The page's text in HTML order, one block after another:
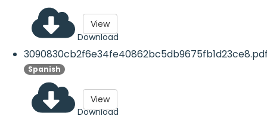
Download
View
Spanish
Download
View